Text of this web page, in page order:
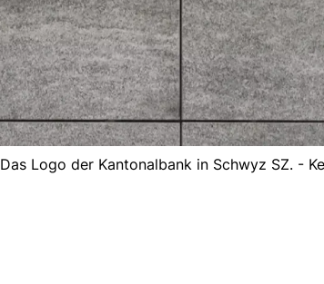
Das Logo der Kantonalbank in Schwyz SZ. -